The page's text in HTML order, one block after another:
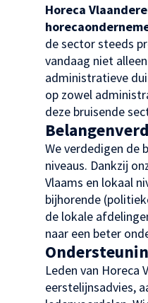
Horeca
de sector steeds
vandaag niet
administratieve
op zowel
deze bruisende
We verdedigen de
niveaus. Dankzij
Vlaams en lokaal
bijhorende
de lokale
naar een beter
Leden van Horeca
eerstelijnsadvies,